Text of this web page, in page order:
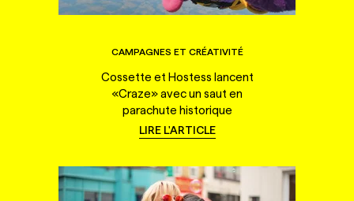
CAMPAGNES ET CRÉATIVITÉ
Cossette et Hostess lancent
«Craze» avec un saut en
parachute historique
LIRE L'ARTICLE